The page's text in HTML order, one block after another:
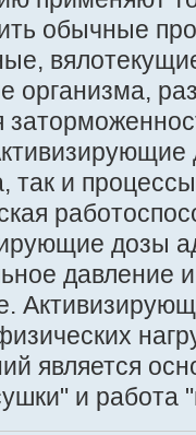
обычные
организма,
так и
дозы
давление
является
и работа